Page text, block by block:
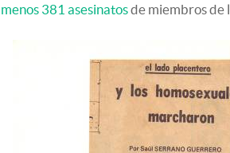
menos 381 asesinatosde miembros de